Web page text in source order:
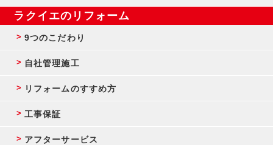
ラクイエのリフォーム
9つのこだわり
自社管理施工
リフォームのすすめ方
工事保証
アフターサービス